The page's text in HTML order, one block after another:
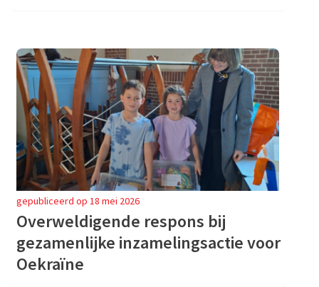
gepubliceerd op 18 mei 2026
Overweldigende respons bij
gezamenlijke inzamelingsactie voor
Oekraïne